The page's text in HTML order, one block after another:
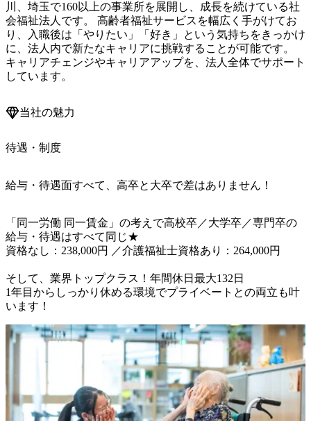
川、埼玉で160以上の事業所を展開し、成長を続けている社
会福祉法人です。 高齢者福祉サービスを幅広く手がけてお
り、入職後は「やりたい」「好き」という気持ちをきっかけ
に、法人内で新たなキャリアに挑戦することが可能です。
キャリアチェンジやキャリアアップを、法人全体でサポート
しています。
当社の魅力
待遇・制度
給与・待遇面すべて、高卒と大卒で差はありません！
「同一労働 同一賃金」の考えで高校卒／大学卒／専門卒の
給与・待遇はすべて同じ★
資格なし：238,000円 ／介護福祉士資格あり：264,000円
そして、業界トップクラス！年間休日最大132日
1年目からしっかり休める環境でプライベートとの両立も叶
います！